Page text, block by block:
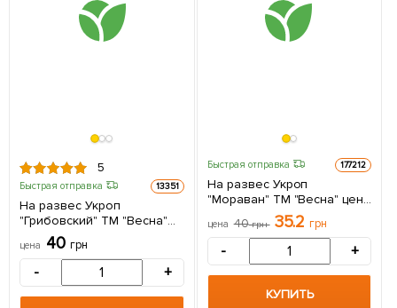
5
Быстрая отправка 13351
На развес Укроп
"Грибовский" ТМ "Весна"
цена за 20г
цена 40 грн
- +
Быстрая отправка 177212
На развес Укроп
"Мораван" ТМ "Весна" цена
цена 40грн 35.2 грн
- +
КУПИТЬ